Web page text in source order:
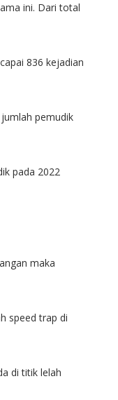
ini. Dari total
836 kejadian
pemudik
pada 2022
maka
speed trap di
di titik lelah